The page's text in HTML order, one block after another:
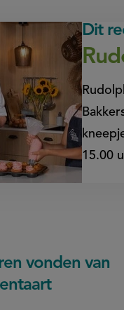
Dit
15.00
vonden van